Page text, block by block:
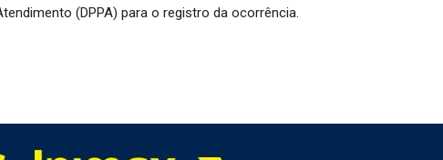
(DPPA) para o registro da ocorrência.